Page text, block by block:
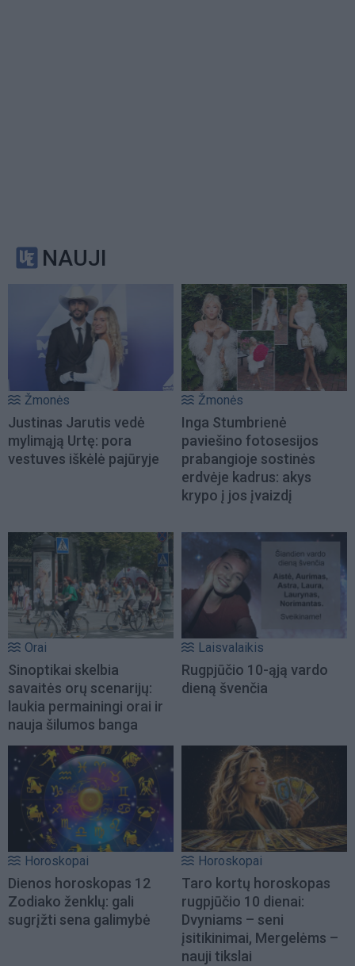
NAUJI
Žmonės
Justinas Jarutis vedė
mylimąją Urtę: pora
vestuves iškėlė pajūryje
Žmonės
Inga Stumbrienė
paviešino fotosesijos
prabangioje sostinės
erdvėje kadrus: akys
krypo į jos įvaizdį
Orai
Sinoptikai skelbia
savaitės orų scenarijų:
laukia permainingi orai ir
nauja šilumos banga
Laisvalaikis
Rugpjūčio 10-ąją vardo
dieną švenčia
Horoskopai
Dienos horoskopas 12
Zodiako ženklų: gali
sugrįžti sena galimybė
Horoskopai
Taro kortų horoskopas
rugpjūčio 10 dienai:
Dvyniams – seni
įsitikinimai, Mergelėms –
nauji tikslai